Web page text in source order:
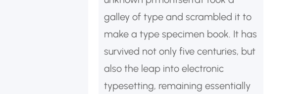
galley of type and scrambled it to
make a type specimen book. It has
survived not only five centuries, but
also the leap into electronic
typesetting, remaining essentially